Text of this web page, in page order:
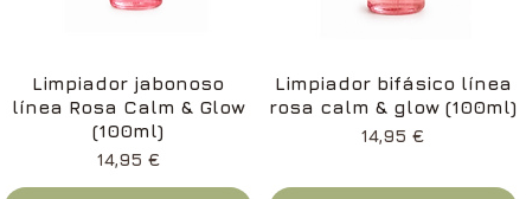
Vista rápida
Limpiador jabonoso
línea Rosa Calm & Glow
(100ml)
Precio
14,95 €
Vista rápida
Limpiador bifásico línea
rosa calm & glow (100ml)
Precio
14,95 €